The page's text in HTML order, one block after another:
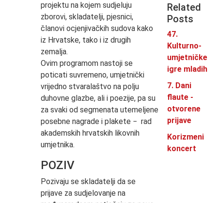
projektu na kojem sudjeluju
zborovi, skladatelji, pjesnici,
članovi ocjenjivačkih sudova kako
iz Hrvatske, tako i iz drugih
zemalja.
Ovim programom nastoji se
poticati suvremeno, umjetnički
vrijedno stvaralaštvo na polju
duhovne glazbe, ali i poezije, pa su
za svaki od segmenata utemeljene
posebne nagrade i plakete − rad
akademskih hrvatskih likovnih
umjetnika.
POZIV
Pozivaju se skladatelji da se
prijave za sudjelovanje na
Related
Posts
47.
Kulturno-
umjetničke
igre mladih
7. Dani
flaute -
otvorene
prijave
Korizmeni
koncert